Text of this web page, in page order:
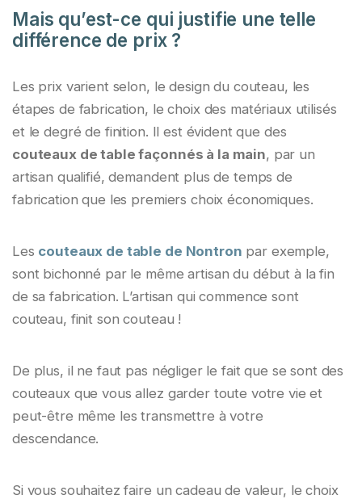
Mais qu’est-ce qui justifie une telle
différence de prix ?
Les prix varient selon, le design du couteau, les
étapes de fabrication, le choix des matériaux utilisés
et le degré de finition. Il est évident que des
couteaux de table façonnés à la main, par un
artisan qualifié, demandent plus de temps de
fabrication que les premiers choix économiques.
Les couteaux de table de Nontron par exemple,
sont bichonné par le même artisan du début à la fin
de sa fabrication. L’artisan qui commence sont
couteau, finit son couteau !
De plus, il ne faut pas négliger le fait que se sont des
couteaux que vous allez garder toute votre vie et
peut-être même les transmettre à votre
descendance.
Si vous souhaitez faire un cadeau de valeur, le choix